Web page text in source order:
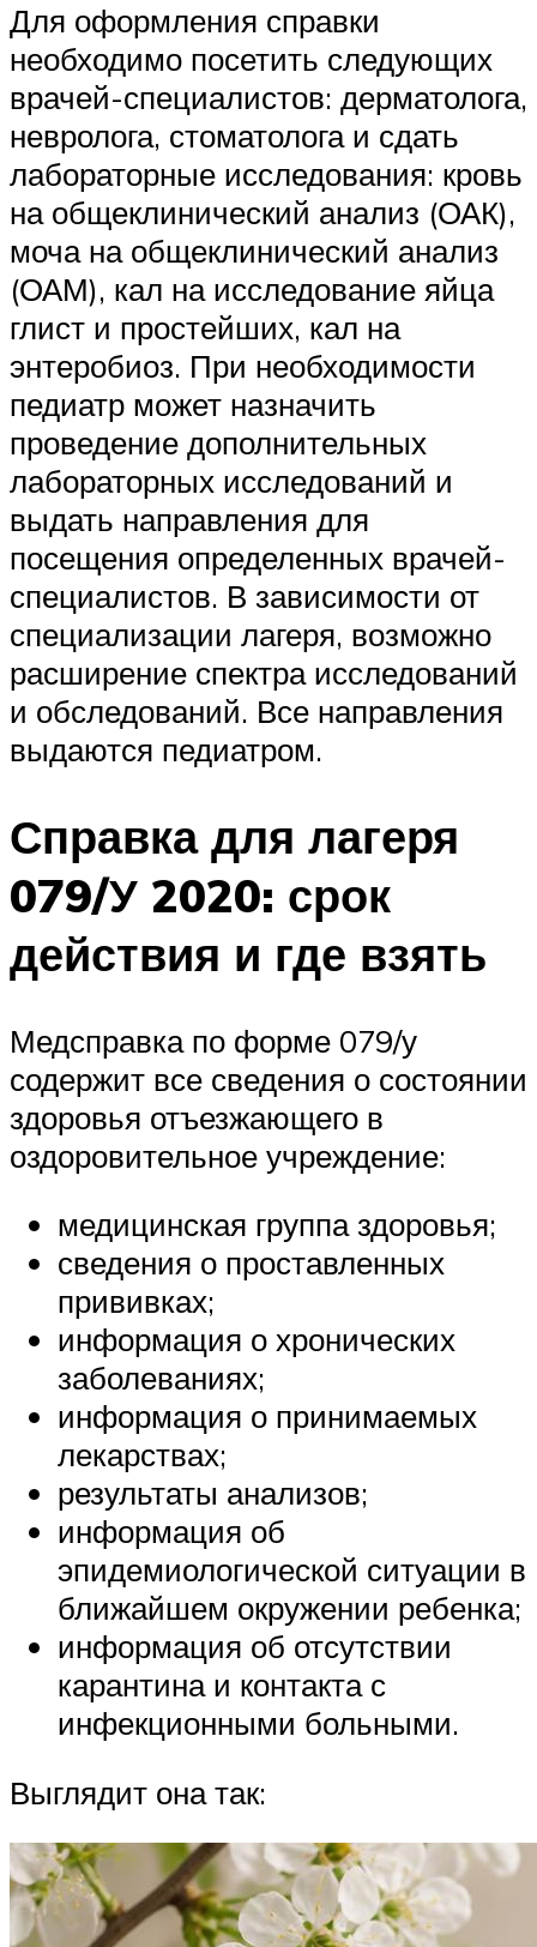
Для оформления справки
необходимо посетить следующих
врачей-специалистов: дерматолога,
невролога, стоматолога и сдать
лабораторные исследования: кровь
на общеклинический анализ (ОАК),
моча на общеклинический анализ
(ОАМ), кал на исследование яйца
глист и простейших, кал на
энтеробиоз. При необходимости
педиатр может назначить
проведение дополнительных
лабораторных исследований и
выдать направления для
посещения определенных врачей-
специалистов. В зависимости от
специализации лагеря, возможно
расширение спектра исследований
и обследований. Все направления
выдаются педиатром.
Справка для лагеря
079/У 2020: срок
действия и где взять
Медсправка по форме 079/у
содержит все сведения о состоянии
здоровья отъезжающего в
оздоровительное учреждение:
медицинская группа здоровья;
сведения о проставленных
прививках;
информация о хронических
заболеваниях;
информация о принимаемых
лекарствах;
результаты анализов;
информация об
эпидемиологической ситуации в
ближайшем окружении ребенка;
информация об отсутствии
карантина и контакта с
инфекционными больными.
Выглядит она так: